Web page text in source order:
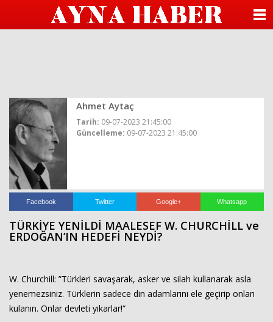
beylikdüzü
beylikdüzü
escort
beylikdüzü
escort
bayan
beylikdüzü
escort
seks
hikayesi
durumu
betturkey
beylikdüzü
Ahmet Aytaç
Tarih: 09-07-2023 21:45:00
Güncelleme: 09-07-2023 21:45:00
Facebook Twitter Google+ Whatsapp
TÜRKİYE YENİLDİ MAALESEF W. CHURCHİLL ve
ERDOĞAN’IN HEDEFİ NEYDİ?
W. Churchill: ”Türkleri savaşarak, asker ve silah kullanarak asla
yenemezsiniz. Türklerin sadece din adamlarını ele geçirip onları
kulanın. Onlar devleti yıkarlar!“
ANASAYFA
FOTO GALERİ
KÜNYE
İLETİŞİM